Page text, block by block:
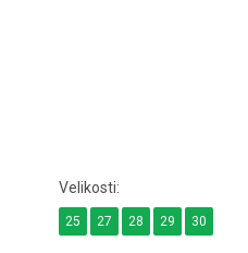
25 27 28 29 30